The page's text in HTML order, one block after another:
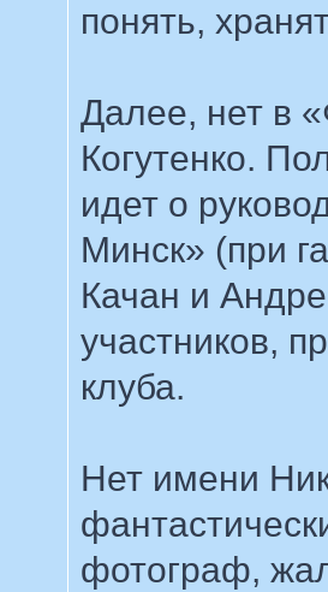
понять,
Далее, нет в
Когутенко.
идет о
Минск» (при
Качан и
участников,
клуба.
Нет имени
фотограф,